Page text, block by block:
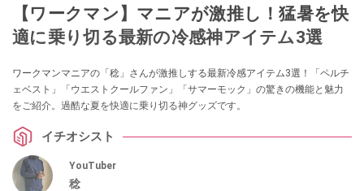
【ワークマン】マニアが激推し！猛暑を快
適に乗り切る最新の冷感神アイテム3選
ワークマンマニアの「稔」さんが激推しする最新冷感アイテム3選！「ペルチ
ェベスト」「ウエストクールファン」「サマーモック」の驚きの機能と魅力
をご紹介。過酷な夏を快適に乗り切る神グッズです。
イチオシスト
YouTuber
稔